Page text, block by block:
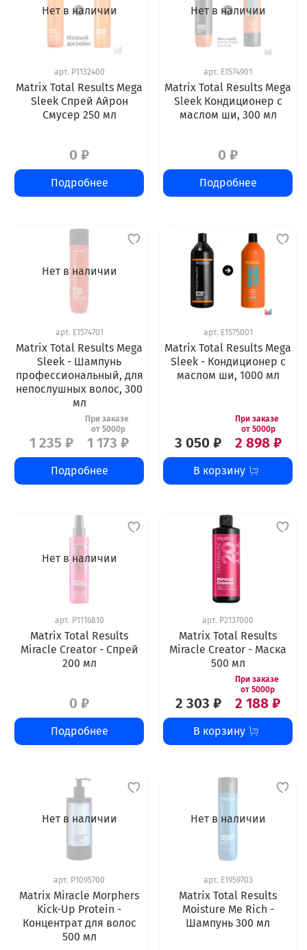
Нет в наличии
арт. P1132400
Matrix Total Results Mega
Sleek Спрей Айрон
Смусер 250 мл
0 ₽
Подробнее
Нет в наличии
арт. E1574901
Matrix Total Results Mega
Sleek Кондиционер с
маслом ши, 300 мл
0 ₽
Подробнее
Нет в наличии
арт. E1574701
Matrix Total Results Mega
Sleek - Шампунь
профессиональный, для
непослушных волос, 300
мл
1 235 ₽ 1 173 ₽
Подробнее
арт. E1575001
Matrix Total Results Mega
Sleek - Кондиционер с
маслом ши, 1000 мл
3 050 ₽ 2 898 ₽
В корзину
Нет в наличии
арт. P1116810
Matrix Total Results
Miracle Creator - Спрей
200 мл
0 ₽
Подробнее
арт. P2137000
Matrix Total Results
Miracle Creator - Маска
500 мл
2 303 ₽ 2 188 ₽
В корзину
Нет в наличии
арт. P1095700
Matrix Miracle Morphers
Kick-Up Protein -
Концентрат для волос
500 мл
Нет в наличии
арт. E1959703
Matrix Total Results
Moisture Me Rich -
Шампунь 300 мл